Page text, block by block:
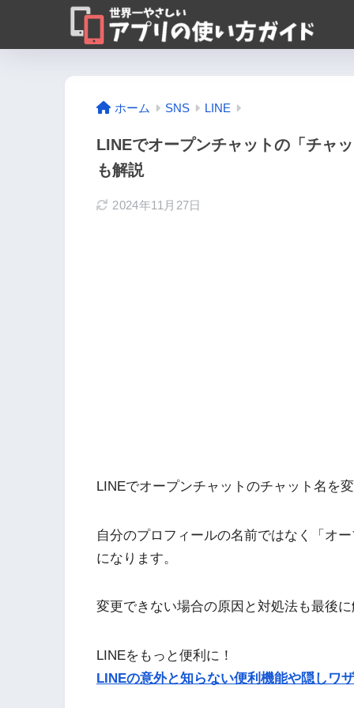
ホーム SNS LINE
LINEでオープンチャットの「チャ
も解説
2024年11月27日
LINEでオープンチャットのチャット名を
自分のプロフィールの名前ではなく「オ
になります。
変更できない場合の原因と対処法も最後
LINEをもっと便利に！
LINEの意外と知らない便利機能や隠しワ